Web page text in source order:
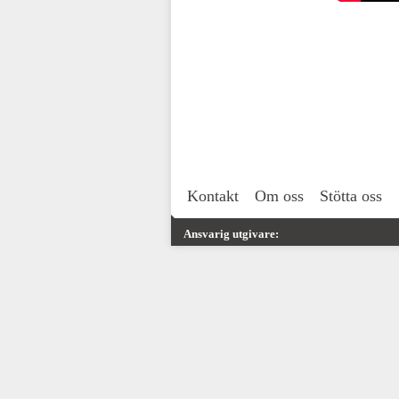
Kontakt Om oss Stötta oss
Ansvarig utgivare: